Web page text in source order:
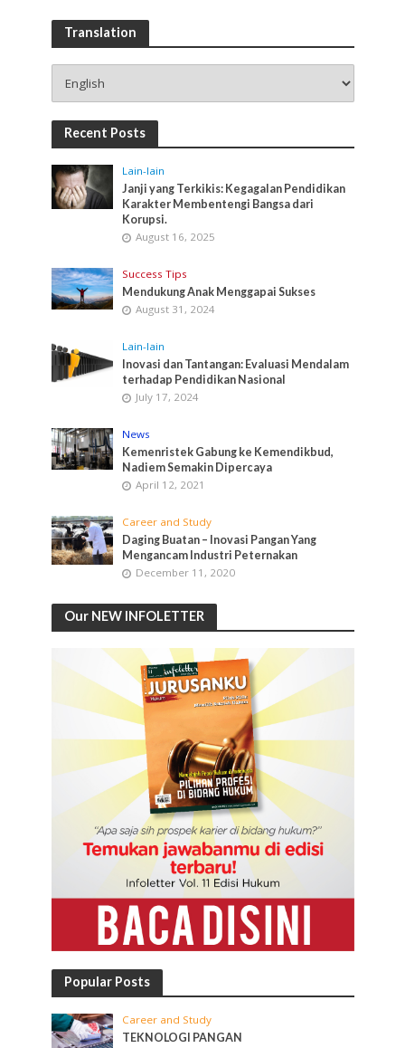
Translation
Recent Posts
Lain-lain
Janji yang Terkikis: Kegagalan Pendidikan
Karakter Membentengi Bangsa dari
Korupsi.
August 16, 2025
Success Tips
Mendukung Anak Menggapai Sukses
August 31, 2024
Lain-lain
Inovasi dan Tantangan: Evaluasi Mendalam
terhadap Pendidikan Nasional
July 17, 2024
News
Kemenristek Gabung ke Kemendikbud,
Nadiem Semakin Dipercaya
April 12, 2021
Career and Study
Daging Buatan – Inovasi Pangan Yang
Mengancam Industri Peternakan
December 11, 2020
Our NEW INFOLETTER
Popular Posts
Career and Study
TEKNOLOGI PANGAN